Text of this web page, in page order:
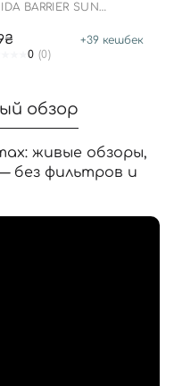
BARRIER SUN
+39 кешбек
0 (0)
обзор
живые обзоры,
без фильтров и